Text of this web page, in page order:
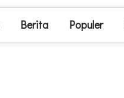
Berita Populer